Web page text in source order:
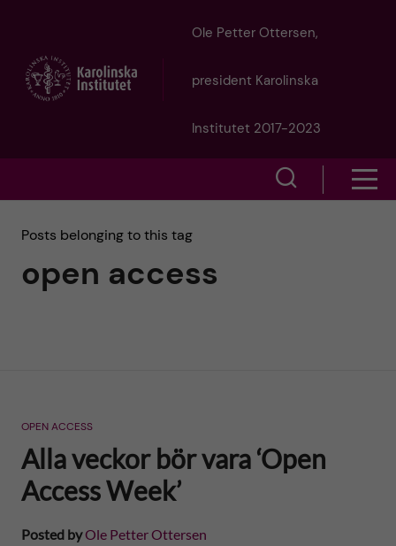
t
m
Ole Petter Ottersen,
president Karolinska
Institutet 2017-2023
c
Posts belonging to this tag
open access
OPEN ACCESS
Alla veckor bör vara ‘Open
Access Week’
Posted byOle Petter Ottersen